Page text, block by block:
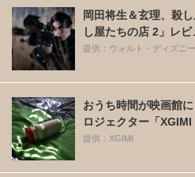
岡田将生＆玄理、殺
し屋たちの店 2」レビ
提供：ウォルト・ディズニ
おうち時間が映画館
ロジェクター「XGIMI
提供：XGIMI